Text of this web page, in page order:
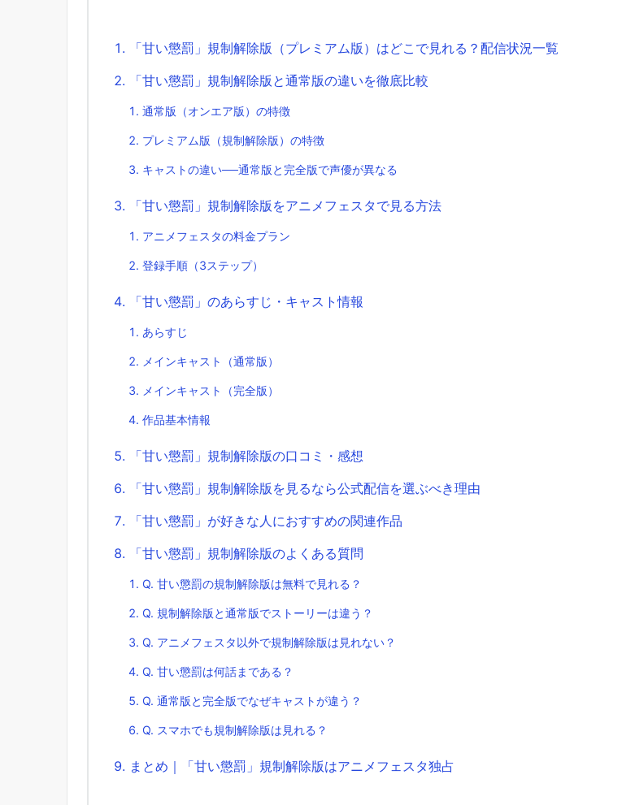
「甘い懲罰」規制解除版（プレミアム版）はどこで見れる？配信状況一覧
「甘い懲罰」規制解除版と通常版の違いを徹底比較
通常版（オンエア版）の特徴
プレミアム版（規制解除版）の特徴
キャストの違い──通常版と完全版で声優が異なる
「甘い懲罰」規制解除版をアニメフェスタで見る方法
アニメフェスタの料金プラン
登録手順（3ステップ）
「甘い懲罰」のあらすじ・キャスト情報
あらすじ
メインキャスト（通常版）
メインキャスト（完全版）
作品基本情報
「甘い懲罰」規制解除版の口コミ・感想
「甘い懲罰」規制解除版を見るなら公式配信を選ぶべき理由
「甘い懲罰」が好きな人におすすめの関連作品
「甘い懲罰」規制解除版のよくある質問
Q. 甘い懲罰の規制解除版は無料で見れる？
Q. 規制解除版と通常版でストーリーは違う？
Q. アニメフェスタ以外で規制解除版は見れない？
Q. 甘い懲罰は何話まである？
Q. 通常版と完全版でなぜキャストが違う？
Q. スマホでも規制解除版は見れる？
まとめ｜「甘い懲罰」規制解除版はアニメフェスタ独占